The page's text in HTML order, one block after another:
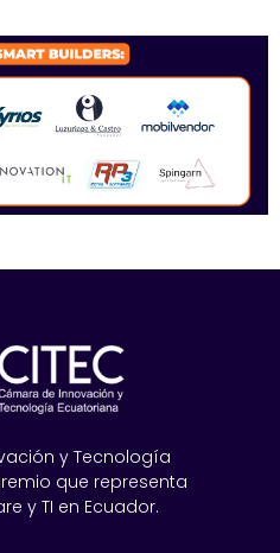
y Tecnología
que representa
y TI en Ecuador.